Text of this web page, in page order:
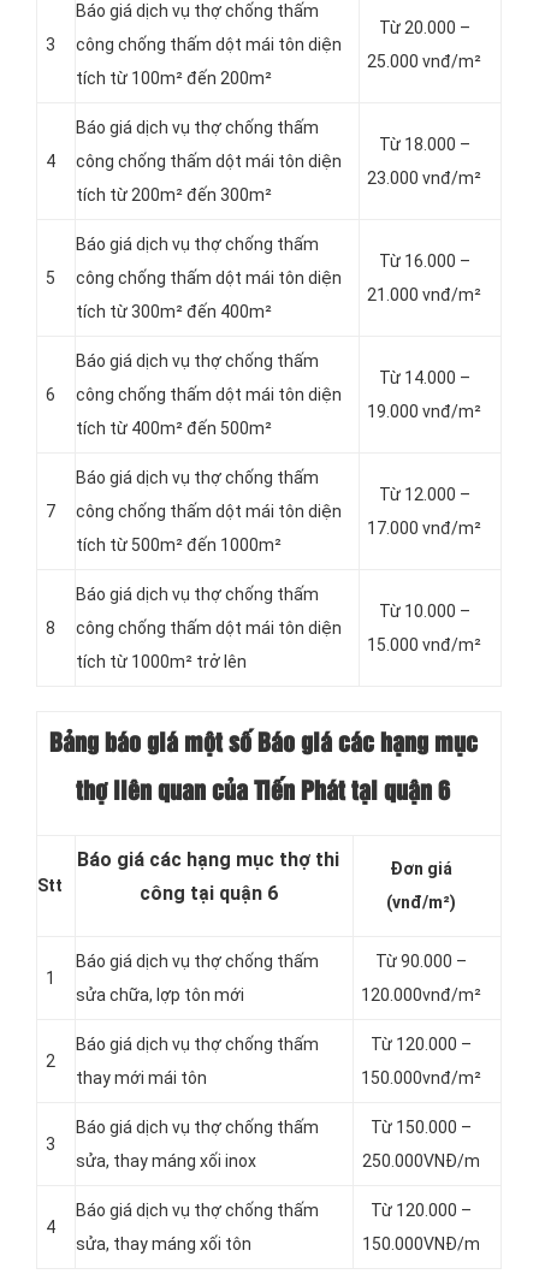
3
Báo giá dịch vụ thợ chống thấm
công chống thấm dột mái tôn diện
tích từ 100m² đến 200m²
Từ 20.000 –
25.000 vnđ/m²
4
Báo giá dịch vụ thợ chống thấm
công chống thấm dột mái tôn diện
tích từ 200m² đến 300m²
Từ 18.000 –
23.000 vnđ/m²
5
Báo giá dịch vụ thợ chống thấm
công chống thấm dột mái tôn diện
tích từ 300m² đến 400m²
Từ 16.000 –
21.000 vnđ/m²
6
Báo giá dịch vụ thợ chống thấm
công chống thấm dột mái tôn diện
tích từ 400m² đến 500m²
Từ 14.000 –
19.000 vnđ/m²
7
Báo giá dịch vụ thợ chống thấm
công chống thấm dột mái tôn diện
tích từ 500m² đến 1000m²
Từ 12.000 –
17.000 vnđ/m²
8
Báo giá dịch vụ thợ chống thấm
công chống thấm dột mái tôn diện
tích từ 1000m² trở lên
Từ 10.000 –
15.000 vnđ/m²
Bảng báo giá một số Báo giá các hạng mục
thợ liên quan của Tiến Phát tại quận 6
Stt
Báo giá các hạng mục thợ thi
công tại quận 6
Đơn giá
(vnđ/m²)
1
Báo giá dịch vụ thợ chống thấm
sửa chữa, lợp tôn mới
Từ 90.000 –
120.000vnđ/m²
2
Báo giá dịch vụ thợ chống thấm
thay mới mái tôn
Từ 120.000 –
150.000vnđ/m²
3
Báo giá dịch vụ thợ chống thấm
sửa, thay máng xối inox
Từ 150.000 –
250.000VNĐ/m
4
Báo giá dịch vụ thợ chống thấm
sửa, thay máng xối tôn
Từ 120.000 –
150.000VNĐ/m